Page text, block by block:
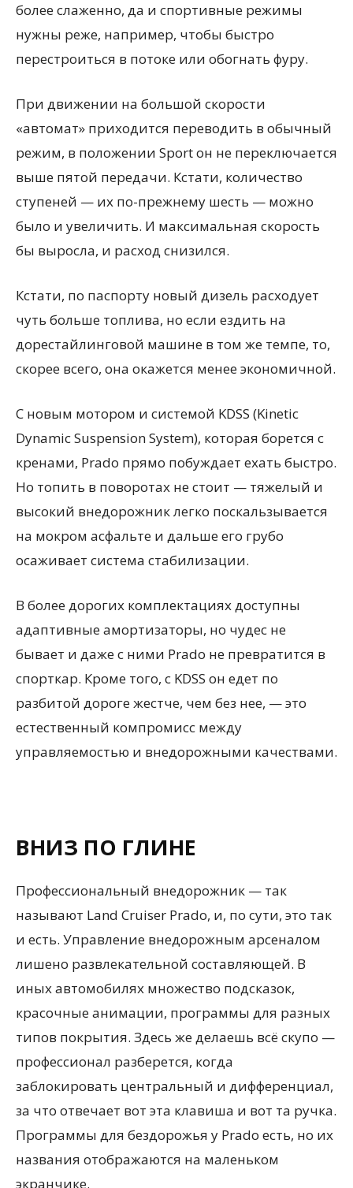
более слаженно, да и спортивные режимы
нужны реже, например, чтобы быстро
перестроиться в потоке или обогнать фуру.
При движении на большой скорости
«автомат» приходится переводить в обычный
режим, в положении Sport он не переключается
выше пятой передачи. Кстати, количество
ступеней — их по-прежнему шесть — можно
было и увеличить. И максимальная скорость
бы выросла, и расход снизился.
Кстати, по паспорту новый дизель расходует
чуть больше топлива, но если ездить на
дорестайлинговой машине в том же темпе, то,
скорее всего, она окажется менее экономичной.
С новым мотором и системой KDSS (Kinetic
Dynamic Suspension System), которая борется с
кренами, Prado прямо побуждает ехать быстро.
Но топить в поворотах не стоит — тяжелый и
высокий внедорожник легко поскальзывается
на мокром асфальте и дальше его грубо
осаживает система стабилизации.
В более дорогих комплектациях доступны
адаптивные амортизаторы, но чудес не
бывает и даже с ними Prado не превратится в
спорткар. Кроме того, с KDSS он едет по
разбитой дороге жестче, чем без нее, — это
естественный компромисс между
управляемостью и внедорожными качествами.
ВНИЗ ПО ГЛИНЕ
Профессиональный внедорожник — так
называют Land Cruiser Prado, и, по сути, это так
и есть. Управление внедорожным арсеналом
лишено развлекательной составляющей. В
иных автомобилях множество подсказок,
красочные анимации, программы для разных
типов покрытия. Здесь же делаешь всё скупо —
профессионал разберется, когда
заблокировать центральный и дифференциал,
за что отвечает вот эта клавиша и вот та ручка.
Программы для бездорожья у Prado есть, но их
названия отображаются на маленьком
экранчике.